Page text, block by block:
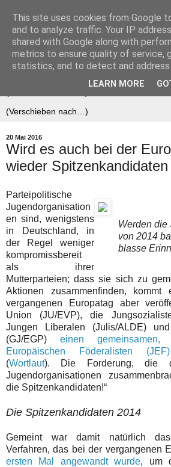
Der
Föderalist
20 Mai 2016
Wird es auch bei der
wieder
Werden die
von 2014
blasse
Parteipolitische
Jugendorganisation
en sind, wenigstens
in Deutschland, in
der Regel weniger
kompromissbereit
als ihrer
Mutterparteien; dass sie sich zu
Aktionen zusammenfinden,
vergangenen Europatag aber
Union (JU/EVP), die
Jungen Liberalen (Julis/ALDE)
(GJ/EGP) einen
Europäischen Föderalisten
(Wortlaut). Die Forderung, die
Jugendorganisationen
die Spitzenkandidaten!“
Die Spitzenkandidaten 2014
Gemeint war damit natürlich das
Verfahren, das bei der vergangenen
ersten Mal angewandt wurde, um
This site uses cookies from Google
and to analyze traffic. Your IP
shared with Google along with
metrics to ensure quality of service,
statistics, and to detect and address
LEARN MORE